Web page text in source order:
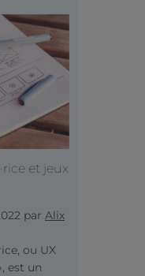
et jeux
par Alix
ou UX
est un